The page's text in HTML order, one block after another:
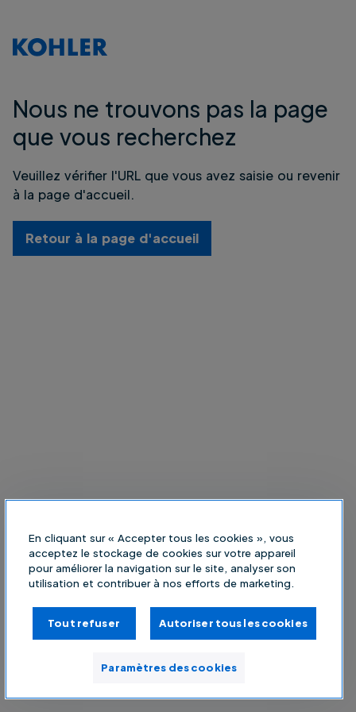
Nous ne trouvons pas la page
que vous recherchez
Veuillez vérifier l'URL que vous avez saisie ou revenir
à la page d'accueil.
Retour à la page d'accueil
En cliquant sur « Accepter tous les cookies », vous
acceptez le stockage de cookies sur votre appareil
pour améliorer la navigation sur le site, analyser son
utilisation et contribuer à nos efforts de marketing.
Tout refuser Autoriser tous les cookies
Paramètres des cookies